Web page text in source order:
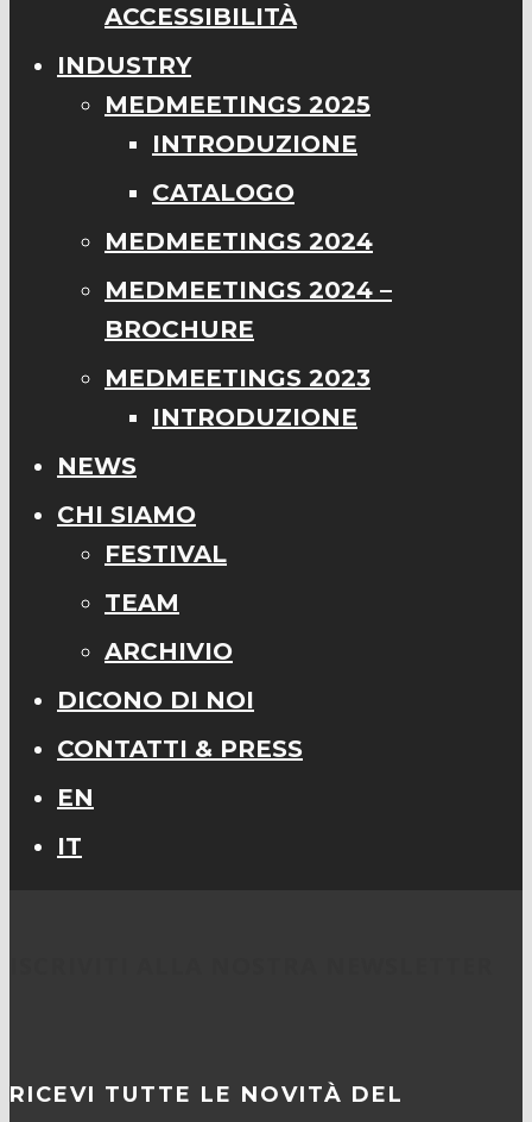
ACCESSIBILITÀ
INDUSTRY
MEDMEETINGS 2025
INTRODUZIONE
CATALOGO
MEDMEETINGS 2024
MEDMEETINGS 2024 –
BROCHURE
MEDMEETINGS 2023
INTRODUZIONE
NEWS
CHI SIAMO
FESTIVAL
TEAM
ARCHIVIO
DICONO DI NOI
CONTATTI & PRESS
EN
IT
RICEVI TUTTE LE NOVITÀ DEL